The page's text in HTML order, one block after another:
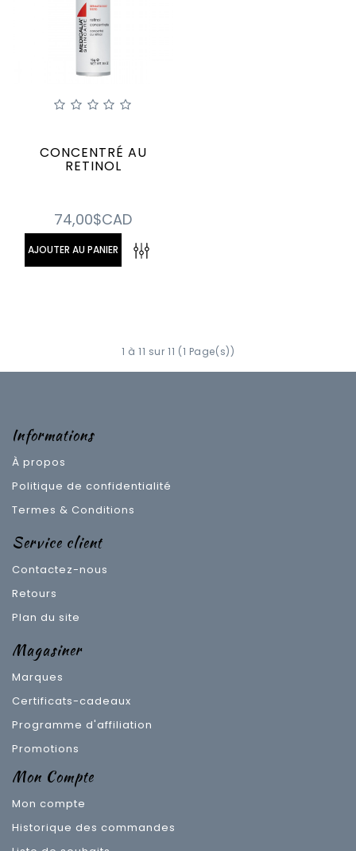
CONCENTRÉ AU
RETINOL
74,00$CAD
AJOUTER AU PANIER
1 à 11 sur 11 (1 Page(s))
Informations
À propos
Politique de confidentialité
Termes & Conditions
Service client
Contactez-nous
Retours
Plan du site
Magasiner
Marques
Certificats-cadeaux
Programme d'affiliation
Promotions
Mon Compte
Mon compte
Historique des commandes